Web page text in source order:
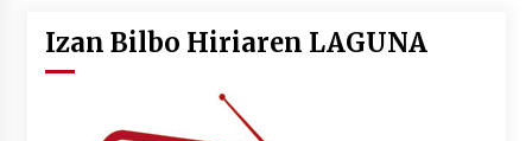
Izan Bilbo Hiriaren LAGUNA